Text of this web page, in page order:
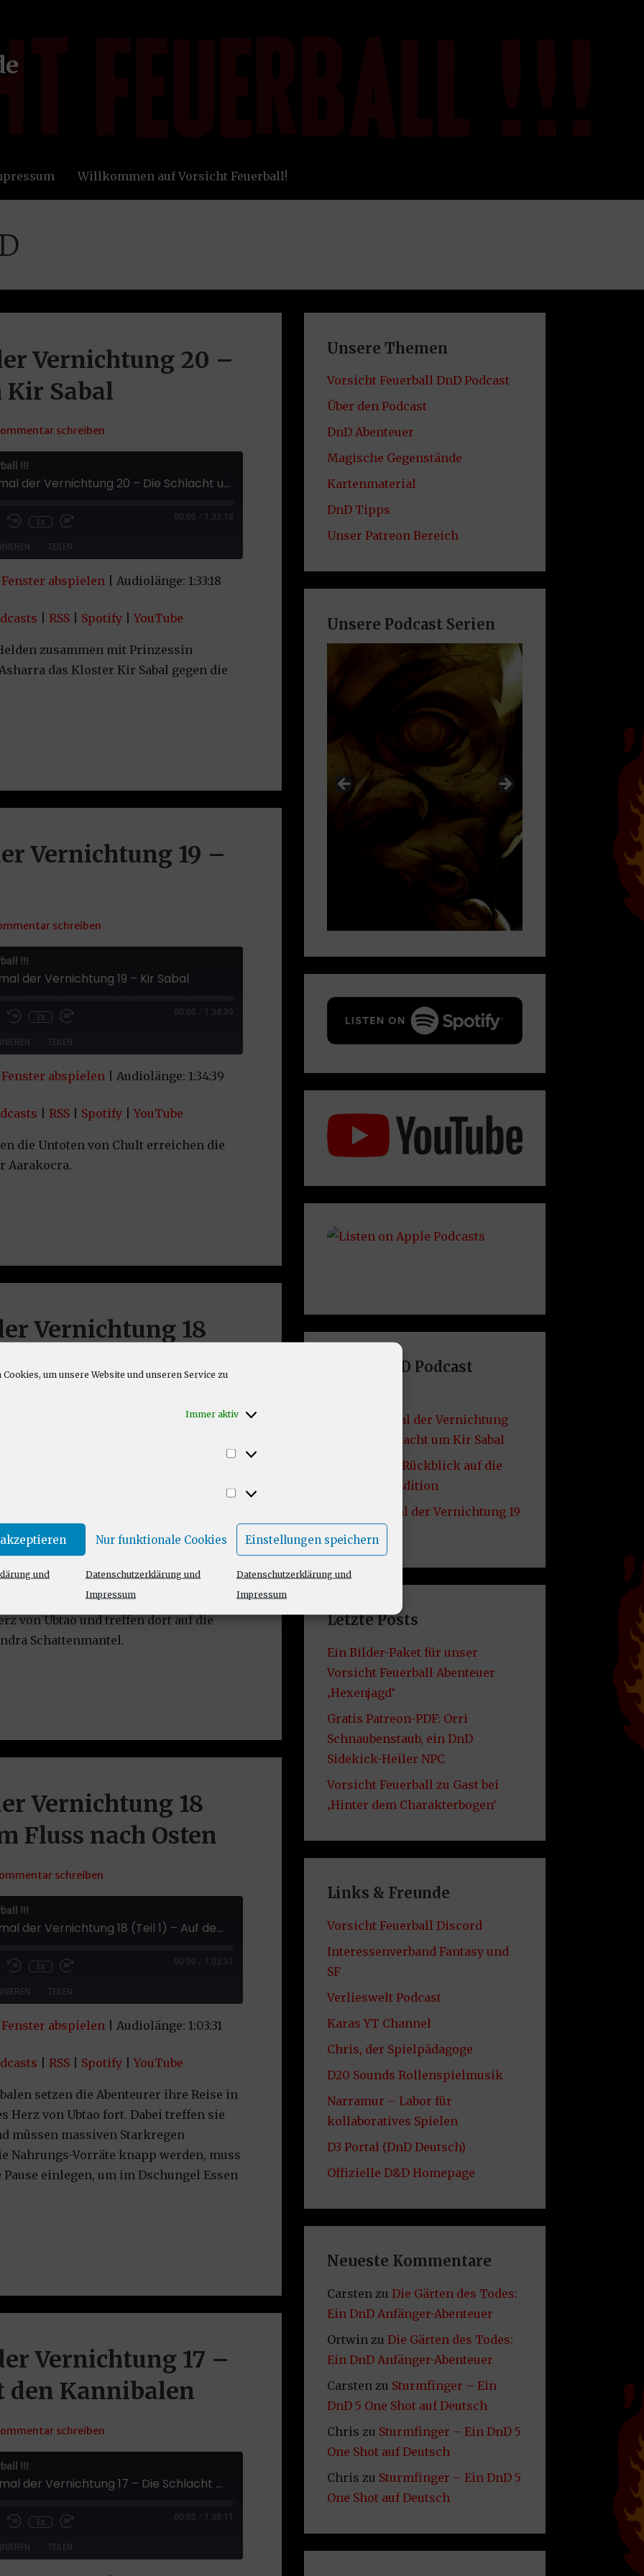
um unsere Website und unseren Service zu
Immer aktiv
Nur funktionale Cookies Einstellungen speichern
und
Datenschutzerklärung und
Impressum
Datenschutzerklärung und
Impressum
Willkommen auf Vorsicht Feuerball!
Vernichtung 20 –
Kir Sabal
schreiben
!!!
VF49: Grabmal der Vernichtung 20 – Die Schlacht um Kir Sabal
1x 00:00 1:33:18
TEILEN
abspielen |Audiolänge: 1:33:18
RSS Spotify |YouTube
zusammen mit Prinzessin
das Kloster Kir Sabal gegen die
Vernichtung 19 –
schreiben
!!!
der Vernichtung 19 – Kir Sabal
1x 00:00 1:34:39
TEILEN
abspielen Audiolänge: 1:34:39
RSS Spotify |YouTube
die Untoten von Chult erreichen die
Aarakocra.
Vernichtung 18
von Ubtao
VF46: Grabmal der Vernichtung 18 (Teil 2) – Das Herz von Ubtao
1:01:09
Podcasts
Fenster abspielen
Spotify
von Ubtao und treffen dort auf die
Schattenmantel.
Vernichtung 18
Fluss nach Osten
schreiben
!!!
VF45: Grabmal der Vernichtung 18 (Teil 1) – Auf dem Fluss nach Osten
1x 00:00 1:03:31
TEILEN
abspielen |Audiolänge: 1:03:31
RSS Spotify |YouTube
setzen die Abenteurer ihre Reise in
Herz von Ubtao fort. Dabei treffen sie
müssen massiven Starkregen
Nahrungs-Vorräte knapp werden, muss
einlegen, um im Dschungel Essen
Vernichtung 17 –
den Kannibalen
schreiben
!!!
VF44: Grabmal der Vernichtung 17 – Die Schlacht mit den Kannibalen
1x 00:00 1:38:11
TEILEN
Unsere Themen
Vorsicht Feuerball DnD Podcast
Über den Podcast
DnD Abenteuer
Magische Gegenstände
Kartenmaterial
DnD Tipps
Unser Patreon Bereich
Unsere Podcast Serien
Letzte DND Podcast
VF49: Grabmal der Vernichtung
20 – Die Schlacht um Kir Sabal
VF48: Lore – Rückblick auf die
2014er D&D Edition
VF47: Grabmal der Vernichtung 19
– Kir Sabal
Letzte Posts
Ein Bilder-Paket für unser
Vorsicht Feuerball Abenteuer
‚Hexenjagd‘
Gratis Patreon-PDF: Orri
Schnaubenstaub, ein DnD
Sidekick-Heiler NPC
Vorsicht Feuerball zu Gast bei
‚Hinter dem Charakterbogen‘
Links & Freunde
Vorsicht Feuerball Discord
Interessenverband Fantasy und
SF
Verlieswelt Podcast
Karas YT Channel
Chris, der Spielpädagoge
D20 Sounds Rollenspielmusik
Narramur – Labor für
kollaboratives Spielen
D3 Portal (DnD Deutsch)
Offizielle D&D Homepage
Neueste Kommentare
Carstenzu Die Gärten des Todes:
Ein DnD Anfänger-Abenteuer
Ortwinzu Die Gärten des Todes:
Ein DnD Anfänger-Abenteuer
Carstenzu Sturmfinger – Ein
DnD 5 One Shot auf Deutsch
Chris zu Sturmfinger – Ein DnD 5
One Shot auf Deutsch
Chris zu Sturmfinger – Ein DnD 5
One Shot auf Deutsch